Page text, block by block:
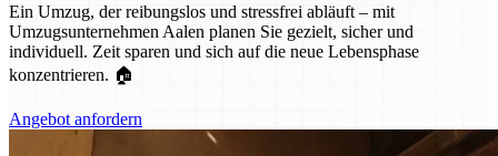
Ein Umzug, der reibungslos und stressfrei abläuft – mit
Umzugsunternehmen Aalen planen Sie gezielt, sicher und
individuell. Zeit sparen und sich auf die neue Lebensphase
konzentrieren. 🏠
Angebot anfordern